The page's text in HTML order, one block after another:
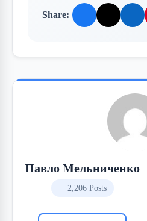
Share:
Павло Мельниченко
2,206 Posts